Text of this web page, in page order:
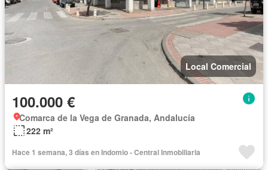
Local Comercial
100.000 €
Comarca de la Vega de Granada, Andalucía
222 m²
Hace 1 semana, 3 días en Indomio - Central Inmobiliaria